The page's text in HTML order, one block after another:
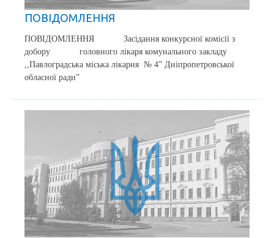
ПОВІДОМЛЕННЯ
ПОВІДОМЛЕННЯ Засідання конкурсної комісії з
добору головного лікаря комунального закладу
,,Павлоградська міська лікарня № 4” Дніпропетровської
обласної ради”